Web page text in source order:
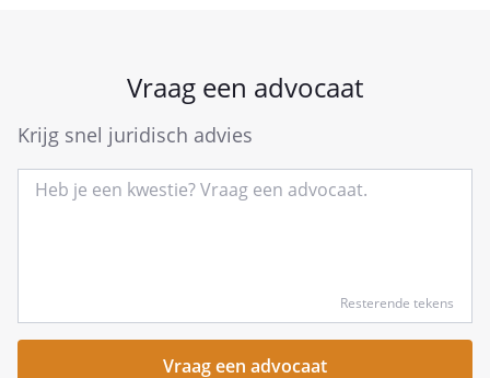
Vraag een advocaat
Krijg snel juridisch advies
hier
kort
Resterende tekens